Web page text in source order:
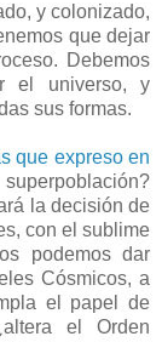
y colonizado,
que dejar
Debemos
el universo, y
sus formas.
que expreso en
la decisión de
con el sublime
podemos dar
Cósmicos, a
el papel de
el Orden